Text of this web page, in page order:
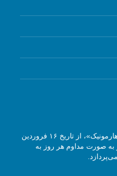
مجله آنلاین موسیقی «گفتگوی هارمونیک»، از تاریخ ۱۶ فروردین
به صورت مداوم هر روز به